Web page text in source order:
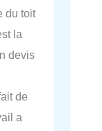
du toit
la
devis
de
a